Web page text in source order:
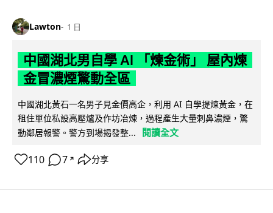
Lawton 1 日
中國湖北男自學 AI 「煉金術」 屋內煉
金冒濃煙驚動全區
中國湖北黃石一名男子見金價高企，利用 AI 自學提煉黃金，在
租住單位私設高壓爐及作坊冶煉，過程產生大量刺鼻濃煙，驚
動鄰居報警。警方到場揭發整...
閱讀全文
110 7 ↗ 分享